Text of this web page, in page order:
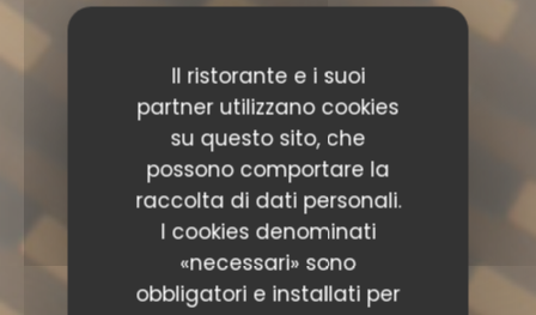
Il ristorante e i suoi
partner utilizzano cookies
su questo sito, che
possono comportare la
raccolta di dati personali.
I cookies denominati
«necessari» sono
obbligatori e installati per